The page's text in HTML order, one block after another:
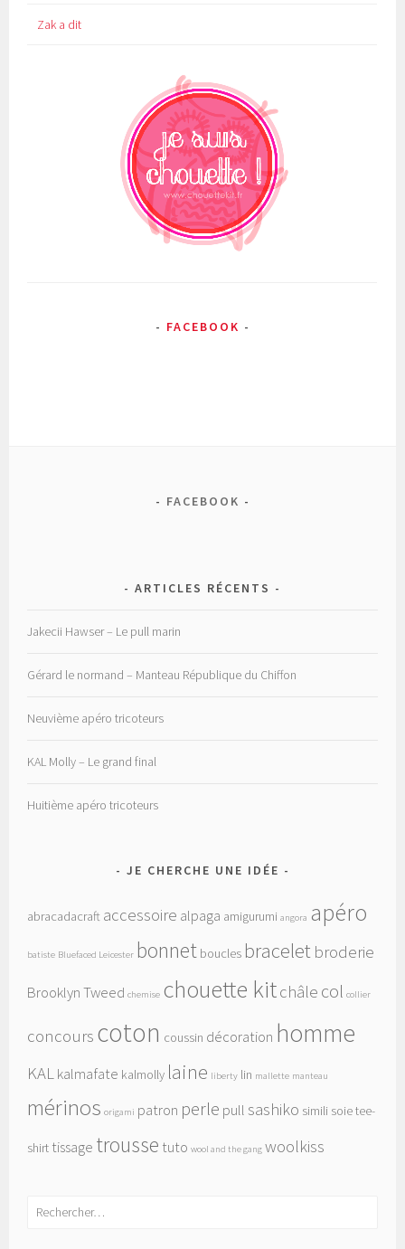
Zak a dit
FACEBOOK
FACEBOOK
ARTICLES RÉCENTS
Jakecii Hawser – Le pull marin
Gérard le normand – Manteau République du Chiffon
Neuvième apéro tricoteurs
KAL Molly – Le grand final
Huitième apéro tricoteurs
JE CHERCHE UNE IDÉE
abracadacraft accessoire alpaga amigurumi angora apéro
batiste Bluefaced Leicester bonnet boucles bracelet broderie
Brooklyn Tweed chemise chouette kitchâle col collier
concours coton coussin décoration homme
KALkalmafate kalmolly laine liberty lin mallette manteau
mérinos origami patron perle pull sashiko simili soietee-
shirt tissage trousse tuto wool and the gang woolkiss
Rechercher :